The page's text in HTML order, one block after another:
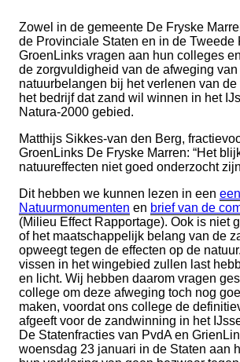
Zowel in de gemeente De Fryske
de Provinciale Staten en in de Tweede
GroenLinks vragen aan hun colleges
de zorgvuldigheid van de afweging van
natuurbelangen bij het verlenen van
het bedrijf dat zand wil winnen in het
Natura-2000 gebied.
Matthijs Sikkes-van den Berg,
GroenLinks De Fryske Marren: “Het
natuureffecten niet goed onderzocht
Dit hebben we kunnen lezen in een
Natuurmonumenten en brief van de
(Milieu Effect Rapportage). Ook is niet
of het maatschappelijk belang van de
opweegt tegen de effecten op de
vissen in het wingebied zullen last
en licht. Wij hebben daarom vragen
college om deze afweging toch nog
maken, voordat ons college de
afgeeft voor de zandwinning in het
De Statenfracties van PvdA en
woensdag 23 januari in de Staten aan